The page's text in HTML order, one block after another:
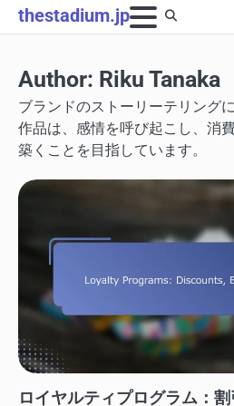
Skip
to
thestadium.jp
Author: Riku Tanaka
ブランドのストーリーテリング
作品は、感情を呼び起こし、消
築くことを目指しています。
ロイヤルティプログラム：